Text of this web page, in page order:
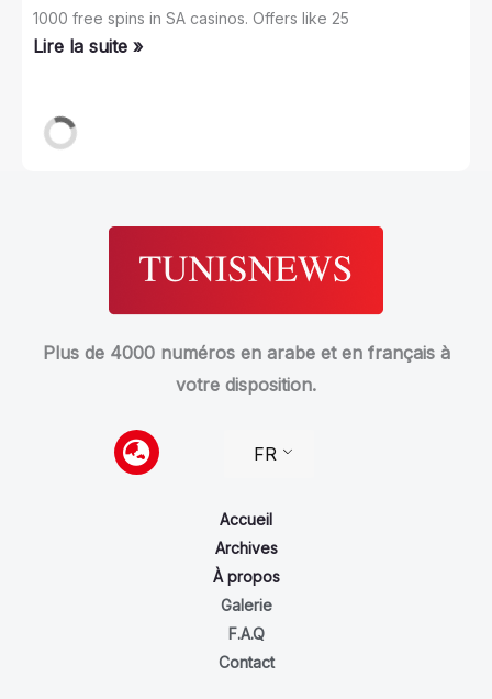
1000 free spins in SA casinos. Offers like 25
Lire la suite »
Plus de 4000 numéros en arabe et en français à
votre disposition.
FR
Accueil
Archives
À propos
Galerie
F.A.Q
Contact